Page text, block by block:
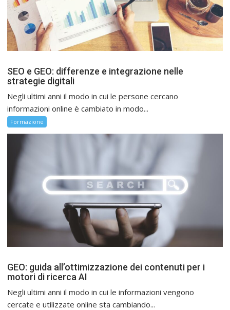
SEO e GEO: differenze e integrazione nelle
strategie digitali
Negli ultimi anni il modo in cui le persone cercano
informazioni online è cambiato in modo...
Formazione
GEO: guida all’ottimizzazione dei contenuti per i
motori di ricerca AI
Negli ultimi anni il modo in cui le informazioni vengono
cercate e utilizzate online sta cambiando...